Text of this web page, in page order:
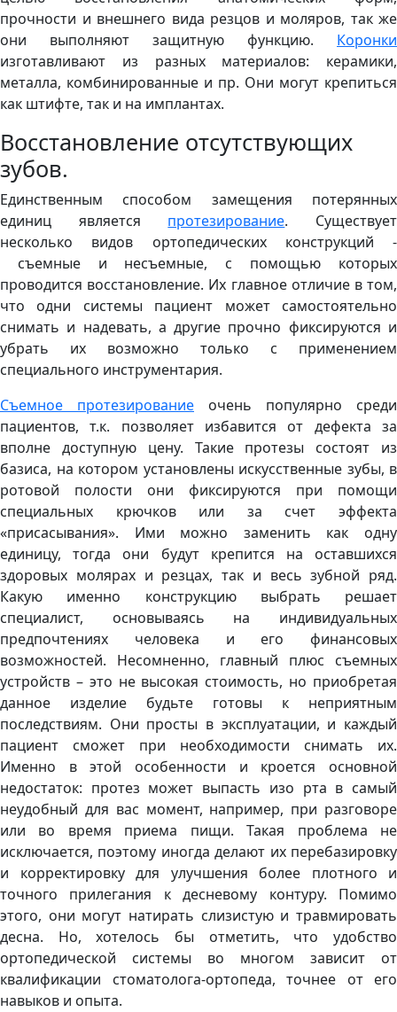
прочности и внешнего вида резцов и моляров, так же
они выполняют защитную функцию. Коронки
изготавливают из разных материалов: керамики,
металла, комбинированные и пр. Они могут крепиться
как штифте, так и на имплантах.
Восстановление отсутствующих
зубов.
Единственным способом замещения потерянных
единиц является протезирование. Существует
несколько видов ортопедических конструкций -
съемные и несъемные, с помощью которых
проводится восстановление. Их главное отличие в том,
что одни системы пациент может самостоятельно
снимать и надевать, а другие прочно фиксируются и
убрать их возможно только с применением
специального инструментария.
Съемное протезирование очень популярно среди
пациентов, т.к. позволяет избавится от дефекта за
вполне доступную цену. Такие протезы состоят из
базиса, на котором установлены искусственные зубы, в
ротовой полости они фиксируются при помощи
специальных крючков или за счет эффекта
«присасывания». Ими можно заменить как одну
единицу, тогда они будут крепится на оставшихся
здоровых молярах и резцах, так и весь зубной ряд.
Какую именно конструкцию выбрать решает
специалист, основываясь на индивидуальных
предпочтениях человека и его финансовых
возможностей. Несомненно, главный плюс съемных
устройств – это не высокая стоимость, но приобретая
данное изделие будьте готовы к неприятным
последствиям. Они просты в эксплуатации, и каждый
пациент сможет при необходимости снимать их.
Именно в этой особенности и кроется основной
недостаток: протез может выпасть изо рта в самый
неудобный для вас момент, например, при разговоре
или во время приема пищи. Такая проблема не
исключается, поэтому иногда делают их перебазировку
и корректировку для улучшения более плотного и
точного прилегания к десневому контуру. Помимо
этого, они могут натирать слизистую и травмировать
десна. Но, хотелось бы отметить, что удобство
ортопедической системы во многом зависит от
квалификации стоматолога-ортопеда, точнее от его
навыков и опыта.